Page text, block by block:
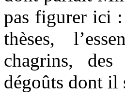
pas figurer ici
thèses,
chagrins,
dégoûts dont il